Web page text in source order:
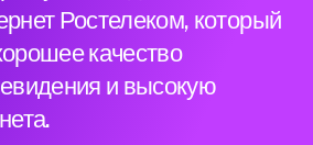
Ростелеком, который
качество
и высокую